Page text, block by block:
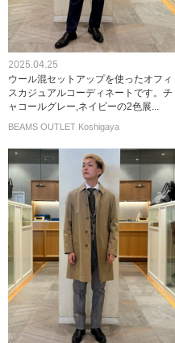
2025.04.25
ウール混セットアップを使ったオフィ
スカジュアルコーディネートです。チ
ャコールグレー,ネイビーの2色展...
BEAMS OUTLET Koshigaya